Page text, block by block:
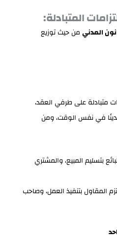
المتبادلة:
المدنيمن حيث توزيع
متبادلة على طرفي العقد،
في نفس الوقت، ومن
بتسليم المبيع، والمشتري
المقاول بتنفيذ العمل، وصاحب